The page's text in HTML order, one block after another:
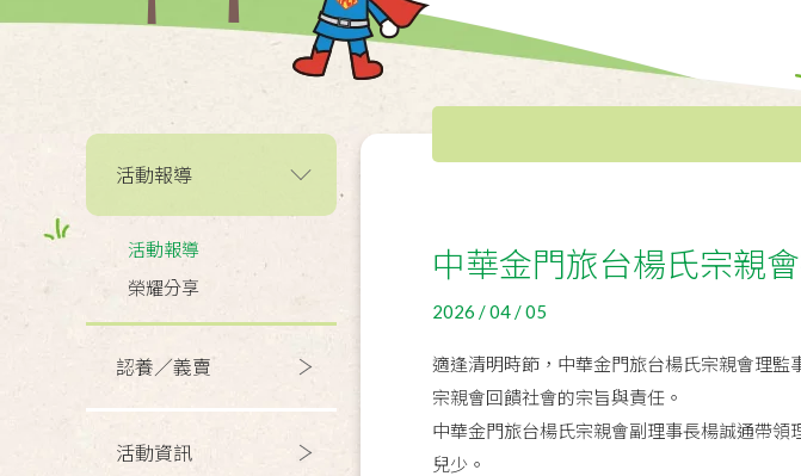
活動報導
活動報導
榮耀分享
認養／義賣
活動資訊
中華金門旅台楊氏宗親
2026 / 04 / 05
適逢清明時節，中華金門旅台楊氏宗親會理
宗親會回饋社會的宗旨與責任。
中華金門旅台楊氏宗親會副理事長楊誠通帶
兒少。